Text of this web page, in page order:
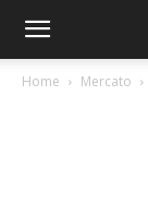
Home Mercato